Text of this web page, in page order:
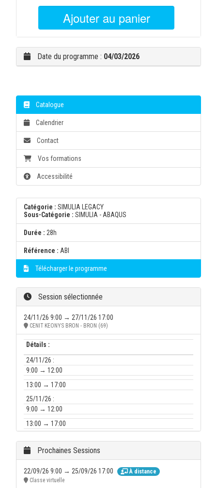
Ajouter au panier
Date du programme : 04/03/2026
Catalogue
Calendrier
Contact
Vos formations
Accessibilité
Catégorie : SIMULIA LEGACY
Sous-Catégorie : SIMULIA - ABAQUS
Durée : 28h
Référence : ABI
Télécharger le programme
Session sélectionnée
24/11/26 9:00 → 27/11/26 17:00
CENIT KEONYS BRON - BRON (69)
Détails :
24/11/26 :
9:00 → 12:00
13:00 → 17:00
25/11/26 :
9:00 → 12:00
13:00 → 17:00
9:00 → 12:00
13:00 → 17:00
27/11/26 :
Prochaines Sessions
22/09/26 9:00 → 25/09/26 17:00
À distance
Classe virtuelle